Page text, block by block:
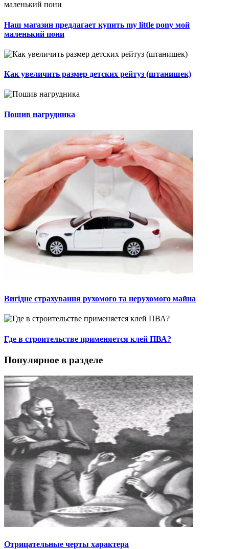
Наш магазин предлагает купить my little pony мой
маленький пони
Как увеличить размер детских рейтуз (штанишек)
Пошив нагрудника
Вигідне страхування рухомого та нерухомого майна
Где в строительстве применяется клей ПВА?
Популярное в разделе
Отрицательные черты характера